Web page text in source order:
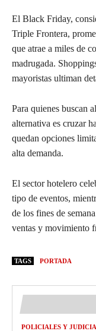
El Black Friday,
Triple Frontera,
que atrae a miles de
madrugada.
mayoristas ultiman
Para quienes buscan
alternativa es cruzar
quedan opciones
alta demanda.
El sector hotelero
tipo de eventos,
de los fines de
ventas y movimiento
TAGS PORTADA
POLICIALES Y